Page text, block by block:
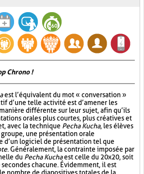
Chrono !
est l’équivalent du mot « conversation »
d’une telle activité est d’amener les
différente sur leur sujet, afin qu’ils
orales plus courtes, plus créatives et
avec la technique Pecha Kucha, les élèves
une présentation orale
d’un logiciel de présentation tel que
. Généralement, la contrainte imposée par
du Pecha Kuchaest celle du 20x20, soit
chacune. Évidemment, il est